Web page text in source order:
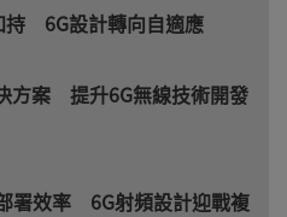
持 6G設計轉向自適應
方案 提升6G無線技術開發
署效率 6G射頻設計迎戰複